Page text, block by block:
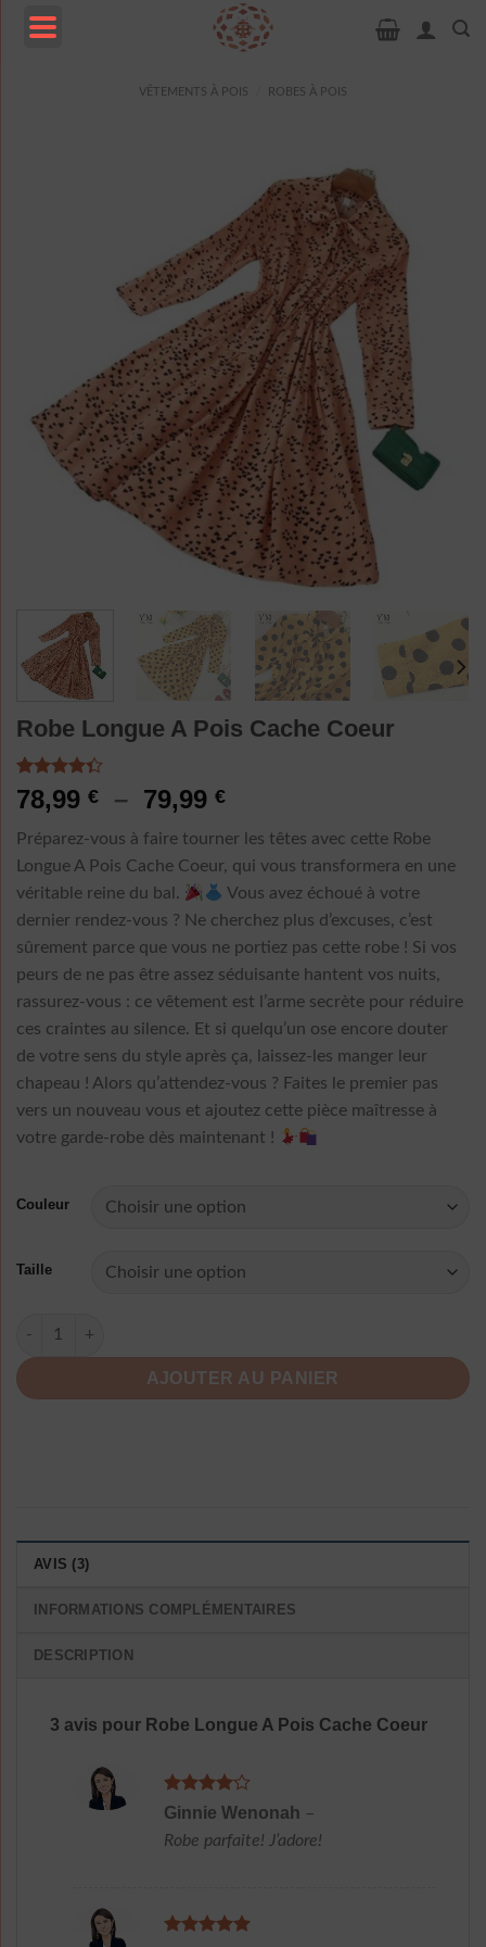
VÊTEMENTS À POIS ROBES À POIS
Robe Longue A Pois Cache Coeur
Noté4.33
sur 5
3
notations
client
78,99 € – 79,99 €Plage
prix :
78,99 €
à
79,99 €
Préparez-vous à faire tourner les têtes avec cette Robe
Longue A Pois Cache Coeur, qui vous transformera en une
véritable reine du bal.
Vous avez échoué à votre
dernier rendez-vous ? Ne cherchez plus d’excuses, c’est
sûrement parce que vous ne portiez pas cette robe ! Si vos
peurs de ne pas être assez séduisante hantent vos nuits,
rassurez-vous : ce vêtement est l’arme secrète pour réduire
ces craintes au silence. Et si quelqu’un ose encore douter
de votre sens du style après ça, laissez-les manger leur
chapeau ! Alors qu’attendez-vous ? Faites le premier pas
vers un nouveau vous et ajoutez cette pièce maîtresse à
votre garde-robe dès maintenant !
Couleur
Taille
quantité de Robe Longue A Pois Cache Coeur
AJOUTER AU PANIER
AVIS (3)
INFORMATIONS COMPLÉMENTAIRES
DESCRIPTION
3 avis pour Robe Longue A Pois Cache Coeur
Note4
Ginnie Wenonah –
Robe parfaite! J’adore!